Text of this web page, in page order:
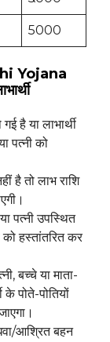
5000
Yojana
है या लाभार्थी
पत्नी को
है तो लाभ राशि
पत्नी उपस्थित
को हस्तांतरित कर
बच्चे या माता-
के पोते-पोतियों
आश्रित बहन